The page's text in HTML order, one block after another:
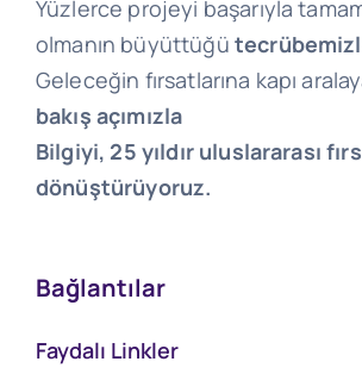
Yüzlerce projeyi başarıyla
olmanın büyüttüğü
Geleceğin fırsatlarına kapı
bakış açımızla
Bilgiyi, 25 yıldır uluslararası
dönüştürüyoruz.
Bağlantılar
Faydalı Linkler